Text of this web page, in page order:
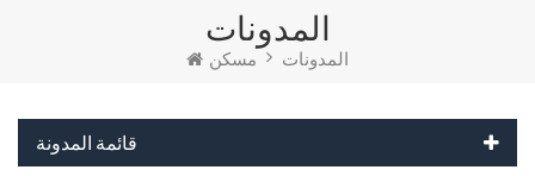
المدونات
مسكن المدونات
قائمة المدونة